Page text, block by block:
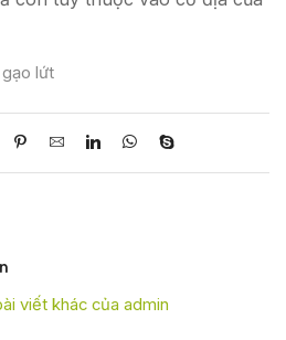
lứt
viết khác của admin